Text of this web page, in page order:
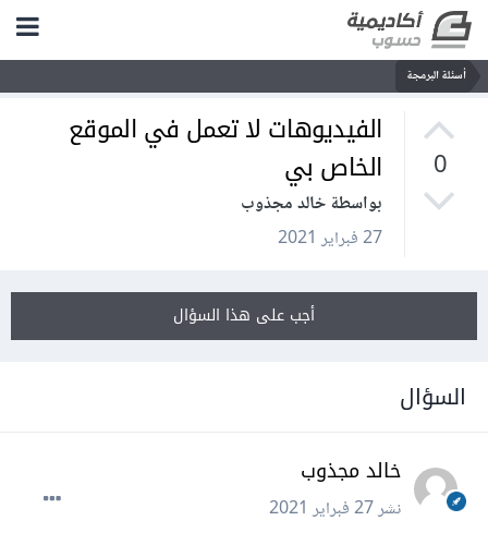
أسئلة البرمجة
0
الفيديوهات لا تعمل في الموقع
الخاص بي
بواسطة خالد مجذوب
27 فبراير 2021
أجب على هذا السؤال
السؤال
خالد مجذوب
نشر27 فبراير 2021